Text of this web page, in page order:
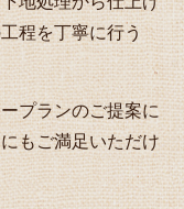
程を丁寧に行う
プランのご提案に
もご満足いただけ